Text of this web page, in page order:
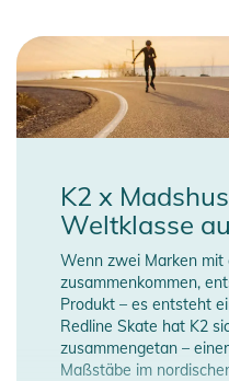
K2 x
Weltklasse
Wenn zwei Marken
zusammenkommen,
Produkt – es entsteht
Redline Skate hat K2
zusammengetan –
Maßstäbe im